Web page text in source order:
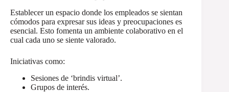
Establecer un espacio donde los empleados se sientan
cómodos para expresar sus ideas y preocupaciones es
esencial. Esto fomenta un ambiente colaborativo en el
cual cada uno se siente valorado.
Iniciativas como:
Sesiones de ‘brindis virtual’.
Grupos de interés.